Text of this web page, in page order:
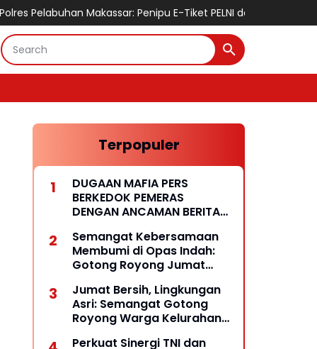
Makassar: Penipu E-Tiket PELNI dan Calo Tiket Kapal
Terpopuler
DUGAAN MAFIA PERS
BERKEDOK PEMERAS
DENGAN ANCAMAN BERITA
Semangat Kebersamaan
Membumi di Opas Indah:
Gotong Royong Jumat
dan Rukun
Jumat Bersih, Lingkungan
Asri: Semangat Gotong
Royong Warga Kelurahan
Perkuat Sinergi TNI dan